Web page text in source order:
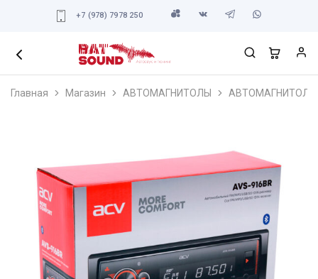
+7 (978) 7978 250
Главная Магазин АВТОМАГНИТОЛЫ АВТОМАГНИТОЛЫ